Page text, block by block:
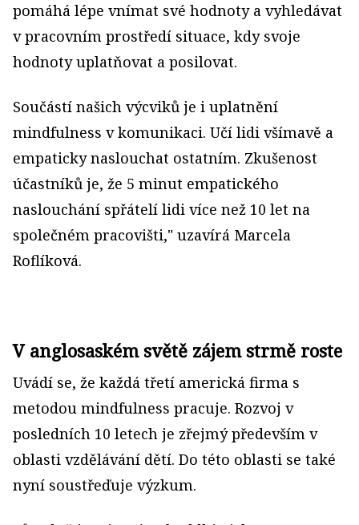
pomáhá lépe vnímat své hodnoty a vyhledávat
v pracovním prostředí situace, kdy svoje
hodnoty uplatňovat a posilovat.
Součástí našich výcviků je i uplatnění
mindfulness v komunikaci. Učí lidi všímavě a
empaticky naslouchat ostatním. Zkušenost
účastníků je, že 5 minut empatického
naslouchání spřátelí lidi více než 10 let na
společném pracovišti," uzavírá Marcela
Roflíková.
V anglosaském světě zájem strmě roste
Uvádí se, že každá třetí americká firma s
metodou mindfulness pracuje. Rozvoj v
posledních 10 letech je zřejmý především v
oblasti vzdělávání dětí. Do této oblasti se také
nyní soustřeďuje výzkum.